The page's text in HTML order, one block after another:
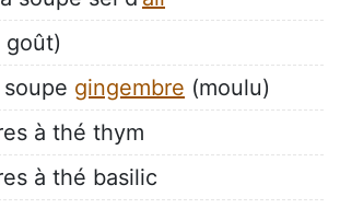
goût)
gingembre (moulu)
à thé thym
à thé basilic